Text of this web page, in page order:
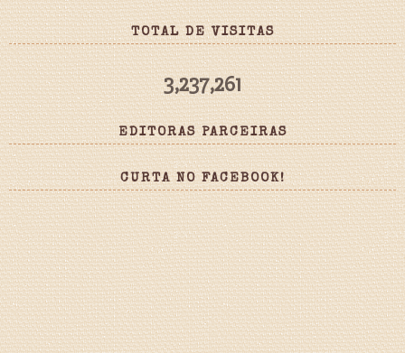
TOTAL DE VISITAS
3,237,261
EDITORAS PARCEIRAS
CURTA NO FACEBOOK!